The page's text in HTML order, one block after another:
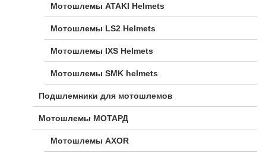
Мотошлемы ATAKI Helmets
Мотошлемы LS2 Helmets
Мотошлемы IXS Helmets
Мотошлемы SMK helmets
Подшлемники для мотошлемов
Мотошлемы МОТАРД
Мотошлемы AXOR